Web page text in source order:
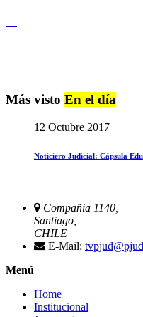
Más visto En el día
12 Octubre 2017
Noticiero Judicial: Cápsula
Compañia 1140,
Santiago,
CHILE
E-Mail:
Menú
Home
Institucional